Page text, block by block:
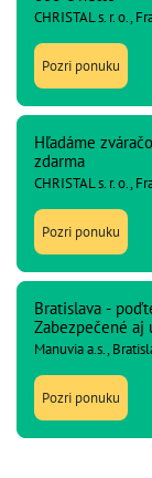
CHRISTAL s. r. o.,
Pozri ponuku
Hľadáme
zdarma
CHRISTAL s. r. o.,
Pozri ponuku
Bratislava -
Zabezpečené aj
Manuvia a.s.,
Pozri ponuku